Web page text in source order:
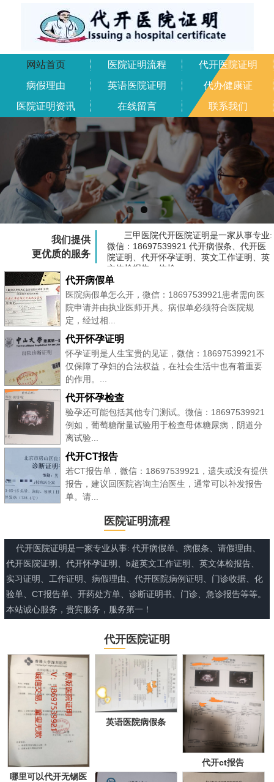
网站首页 医院证明流程
代开医院证明
病假理由
英语医院证明
代办健康证
医院证明资讯
在线留言 联系我们
我们提供
更优质的服务
三甲医院代开医院证明是一家从事专业:
微信：18697539921 代开病假条、代开医
院证明、代开怀孕证明、英文工作证明、英
文体检报告、体检...
代开病假单
医院病假单怎么开，微信：18697539921患者需向医
院申请并由执业医师开具。病假单必须符合医院规
定，经过相...
代开怀孕证明
怀孕证明是人生宝贵的见证，微信：18697539921不
仅保障了孕妇的合法权益，在社会生活中也有着重要
的作用。...
代开怀孕检查
验孕还可能包括其他专门测试。微信：18697539921
例如，葡萄糖耐量试验用于检查母体糖尿病，阴道分
离试验...
代开CT报告
若CT报告单，微信：18697539921，遗失或没有提供
报告，建议回医院咨询主治医生，通常可以补发报告
单。请...
医院证明流程
代开医院证明是一家专业从事: 代开病假单、病假条、请假理由、
代开医院证明、代开怀孕证明、b超英文工作证明、英文体检报告、
实习证明、工作证明、病假理由、代开医院病例证明、门诊收据、化
验单、CT报告单、开药处方单、诊断证明书、门诊、急诊报告等等。
本站诚心服务，贵宾服务，服务第一！
代开医院证明
哪里可以代开无锡医
英语医院病假条
代开ct报告